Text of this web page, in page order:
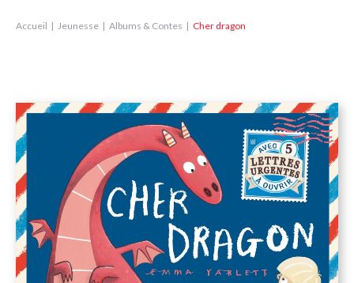
Accueil Jeunesse Albums & Contes Cher dragon